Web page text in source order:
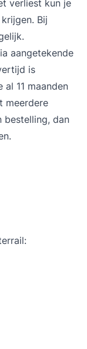
verliest kun je
Bij
aangetekende
is
11 maanden
meerdere
bestelling, dan